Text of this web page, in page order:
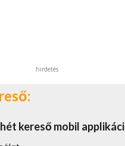
hirdetés
kereső mobil